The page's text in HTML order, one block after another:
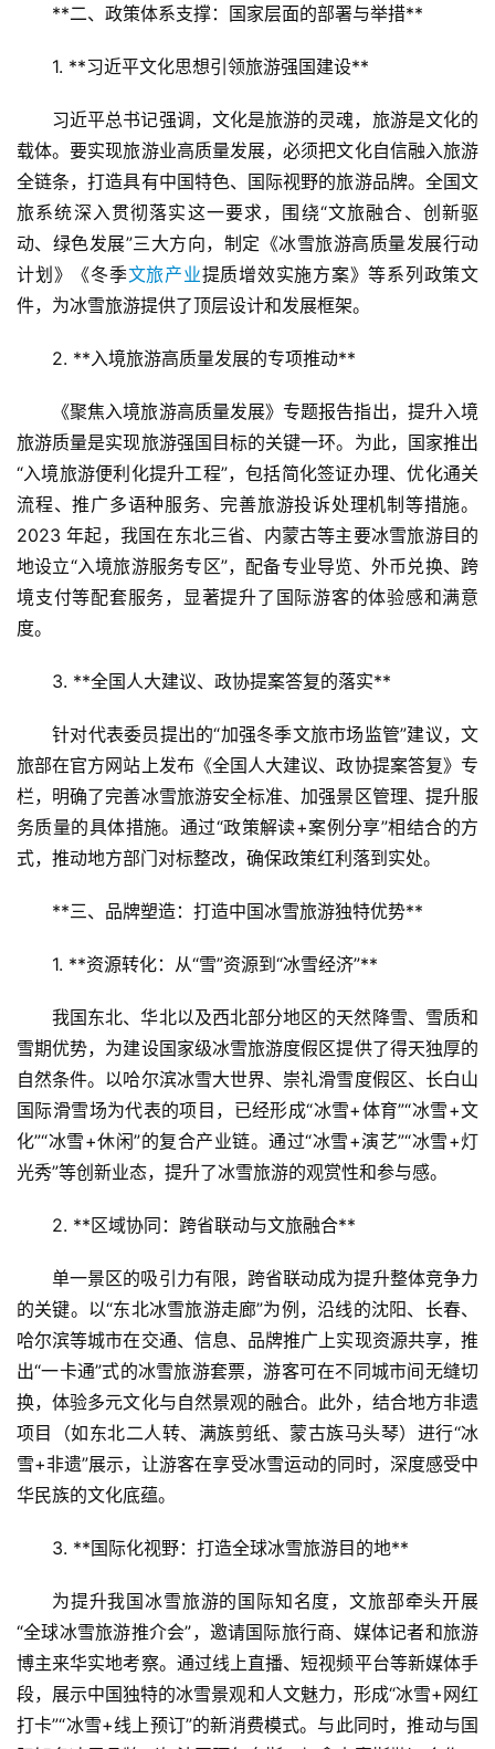
首
页
**二、政策体系支撑：国家层面的部署与举措**
1. **习近平文化思想引领旅游强国建设**
习近平总书记强调，文化是旅游的灵魂，旅游是文化的
载体。要实现旅游业高质量发展，必须把文化自信融入旅游
全链条，打造具有中国特色、国际视野的旅游品牌。全国文
旅系统深入贯彻落实这一要求，围绕“文旅融合、创新驱
动、绿色发展”三大方向，制定《冰雪旅游高质量发展行动
计划》《冬季文旅产业提质增效实施方案》等系列政策文
件，为冰雪旅游提供了顶层设计和发展框架。
2. **入境旅游高质量发展的专项推动**
《聚焦入境旅游高质量发展》专题报告指出，提升入境
旅游质量是实现旅游强国目标的关键一环。为此，国家推出
“入境旅游便利化提升工程”，包括简化签证办理、优化通关
流程、推广多语种服务、完善旅游投诉处理机制等措施。
2023 年起，我国在东北三省、内蒙古等主要冰雪旅游目的
地设立“入境旅游服务专区”，配备专业导览、外币兑换、跨
境支付等配套服务，显著提升了国际游客的体验感和满意
度。
3. **全国人大建议、政协提案答复的落实**
针对代表委员提出的“加强冬季文旅市场监管”建议，文
旅部在官方网站上发布《全国人大建议、政协提案答复》专
栏，明确了完善冰雪旅游安全标准、加强景区管理、提升服
务质量的具体措施。通过“政策解读+案例分享”相结合的方
式，推动地方部门对标整改，确保政策红利落到实处。
**三、品牌塑造：打造中国冰雪旅游独特优势**
1. **资源转化：从“雪”资源到“冰雪经济”**
我国东北、华北以及西北部分地区的天然降雪、雪质和
雪期优势，为建设国家级冰雪旅游度假区提供了得天独厚的
自然条件。以哈尔滨冰雪大世界、崇礼滑雪度假区、长白山
国际滑雪场为代表的项目，已经形成“冰雪+体育”“冰雪+文
化”“冰雪+休闲”的复合产业链。通过“冰雪+演艺”“冰雪+灯
光秀”等创新业态，提升了冰雪旅游的观赏性和参与感。
2. **区域协同：跨省联动与文旅融合**
单一景区的吸引力有限，跨省联动成为提升整体竞争力
的关键。以“东北冰雪旅游走廊”为例，沿线的沈阳、长春、
哈尔滨等城市在交通、信息、品牌推广上实现资源共享，推
出“一卡通”式的冰雪旅游套票，游客可在不同城市间无缝切
换，体验多元文化与自然景观的融合。此外，结合地方非遗
项目（如东北二人转、满族剪纸、蒙古族马头琴）进行“冰
雪+非遗”展示，让游客在享受冰雪运动的同时，深度感受中
华民族的文化底蕴。
3. **国际化视野：打造全球冰雪旅游目的地**
为提升我国冰雪旅游的国际知名度，文旅部牵头开展
“全球冰雪旅游推介会”，邀请国际旅行商、媒体记者和旅游
博主来华实地考察。通过线上直播、短视频平台等新媒体手
段，展示中国独特的冰雪景观和人文魅力，形成“冰雪+网红
打卡”“冰雪+线上预订”的新消费模式。与此同时，推动与国